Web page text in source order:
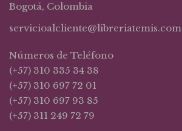
Bogotá, Colombia
servicioalcliente@libreriatemis.com
Números de Teléfono
(+57) 310 335 34 38
(+57) 310 697 72 01
(+57) 310 697 93 85
(+57) 311 249 72 79